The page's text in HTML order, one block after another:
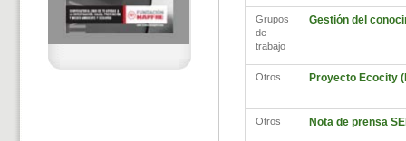
Grupos
de
trabajo
Gestión del
Otros Proyecto Ecocity
Otros Nota de prensa